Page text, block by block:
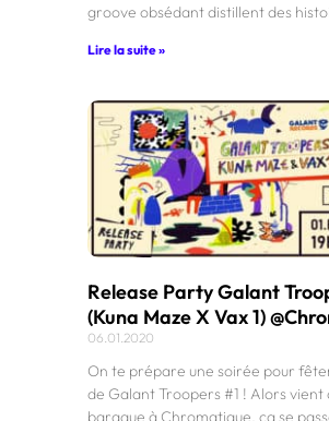
groove obsédant distillent des
Lire la suite »
Release Party Galant
(Kuna Maze X Vax 1)
06.01.2020
On te prépare une soirée pour
de Galant Troopers #1 ! Alors vient
baraque à Chromatique, ça se